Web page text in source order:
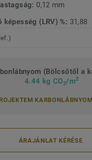
0,12 mm
képesség (LRV) %: 31,88
(Bölcsőtől a
4.44 kg CO2/m2
ÁRAJÁNLAT KÉRÉSE